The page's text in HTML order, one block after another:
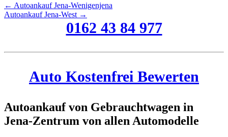
← Autoankauf Jena-Wenigenjena
Autoankauf Jena-West →
0162 43 84 977
Auto Kostenfrei Bewerten
Autoankauf von Gebrauchtwagen in
Jena-Zentrum von allen Automodelle